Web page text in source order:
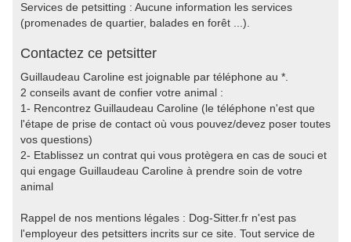
Services de petsitting : Aucune information les services
(promenades de quartier, balades en forêt ...).
Contactez ce petsitter
Guillaudeau Caroline est joignable par téléphone au *.
2 conseils avant de confier votre animal :
1- Rencontrez Guillaudeau Caroline (le téléphone n'est que
l'étape de prise de contact où vous pouvez/devez poser toutes
vos questions)
2- Etablissez un contrat qui vous protègera en cas de souci et
qui engage Guillaudeau Caroline à prendre soin de votre
animal
Rappel de nos mentions légales : Dog-Sitter.fr n'est pas
l'employeur des petsitters incrits sur ce site. Tout service de